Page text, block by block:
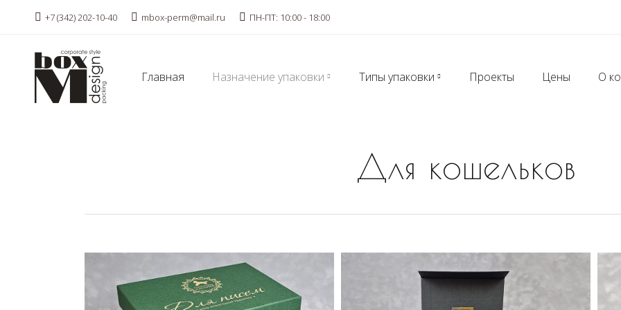
+7 (342) 202-10-40 mbox-perm@mail.ru ПН-ПТ: 10:00 - 18:00
Главная Назначение упаковки Типы упаковки Проекты Цены О
Для кошельков